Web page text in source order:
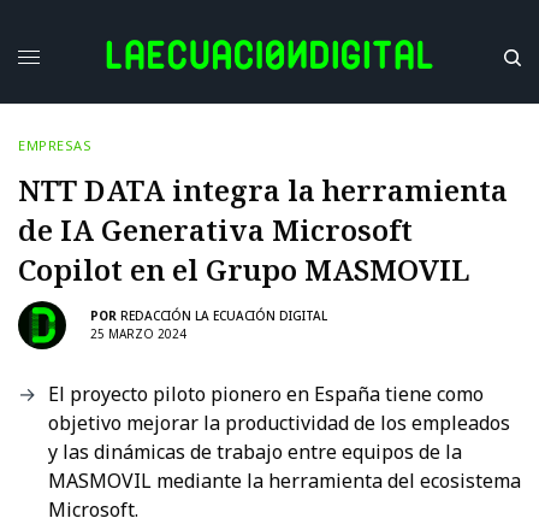
EMPRESAS
NTT DATA integra la herramienta
de IA Generativa Microsoft
Copilot en el Grupo MASMOVIL
POR REDACCIÓN LA ECUACIÓN DIGITAL
25 MARZO 2024
El proyecto piloto pionero en España tiene como
objetivo mejorar la productividad de los empleados
y las dinámicas de trabajo entre equipos de la
MASMOVIL mediante la herramienta del ecosistema
Microsoft.